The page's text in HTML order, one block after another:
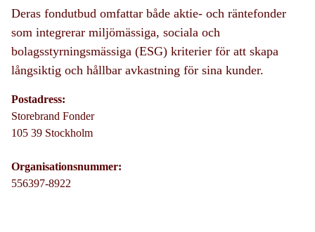
Deras fondutbud omfattar både aktie- och räntefonder
som integrerar miljömässiga, sociala och
bolagsstyrningsmässiga (ESG) kriterier för att skapa
långsiktig och hållbar avkastning för sina kunder.
Postadress:
Storebrand Fonder
105 39 Stockholm
Organisationsnummer:
556397-8922